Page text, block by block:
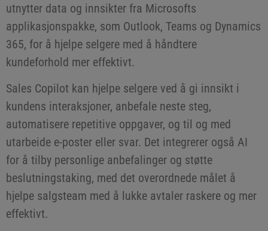
utnytter data og innsikter fra Microsofts
applikasjonspakke, som Outlook, Teams og Dynamics
365, for å hjelpe selgere med å håndtere
kundeforhold mer effektivt.
Sales Copilot kan hjelpe selgere ved å gi innsikt i
kundens interaksjoner, anbefale neste steg,
automatisere repetitive oppgaver, og til og med
utarbeide e-poster eller svar. Det integrerer også AI
for å tilby personlige anbefalinger og støtte
beslutningstaking, med det overordnede målet å
hjelpe salgsteam med å lukke avtaler raskere og mer
effektivt.